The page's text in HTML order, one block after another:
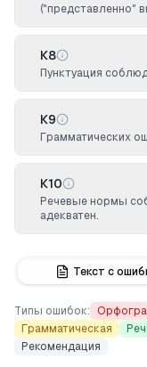
Текст с
Типы ошибок:
Грамматическая
Рекомендация
("представленно"
К8
Пунктуация
К9
Грамматических
К10
Речевые нормы
адекватен.